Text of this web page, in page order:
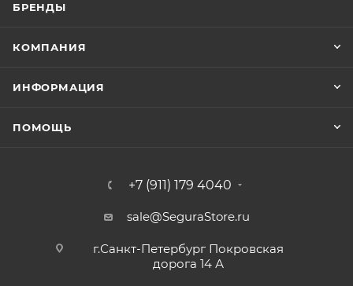
БРЕНДЫ
КОМПАНИЯ
ИНФОРМАЦИЯ
ПОМОЩЬ
+7 (911) 179 4040
sale@SeguraStore.ru
г.Санкт-Петербург Покровская
дорога 14 А